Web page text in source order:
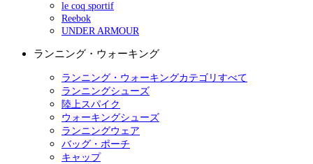
le coq sportif
Reebok
UNDER ARMOUR
ランニング・ウォーキング
ランニング・ウォーキングカテゴリすべて
ランニングシューズ
陸上スパイク
ウォーキングシューズ
ランニングウェア
バッグ・ポーチ
キャップ